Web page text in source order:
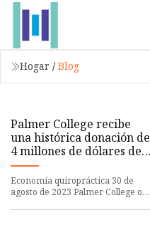
Hogar / Blog
Palmer College recibe
una histórica donación de
4 millones de dólares de
una pareja de Florida
Economía quiropráctica 30 de
agosto de 2023 Palmer College of